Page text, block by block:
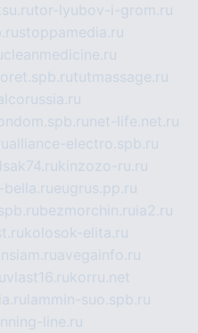
tor-lyubov-i-grom.ru
stoppamedia.ru
cleanmedicine.ru
tutmassage.ru
net-life.net.ru
alliance-electro.spb.ru
kinzozo-ru.ru
eugrus.pp.ru
bezmorchin.ru ia2.ru
kolosok-elita.ru
insiam.ruavegainfo.ru
vlast16.rukorru.net
lammin-suo.spb.ru
line.ru